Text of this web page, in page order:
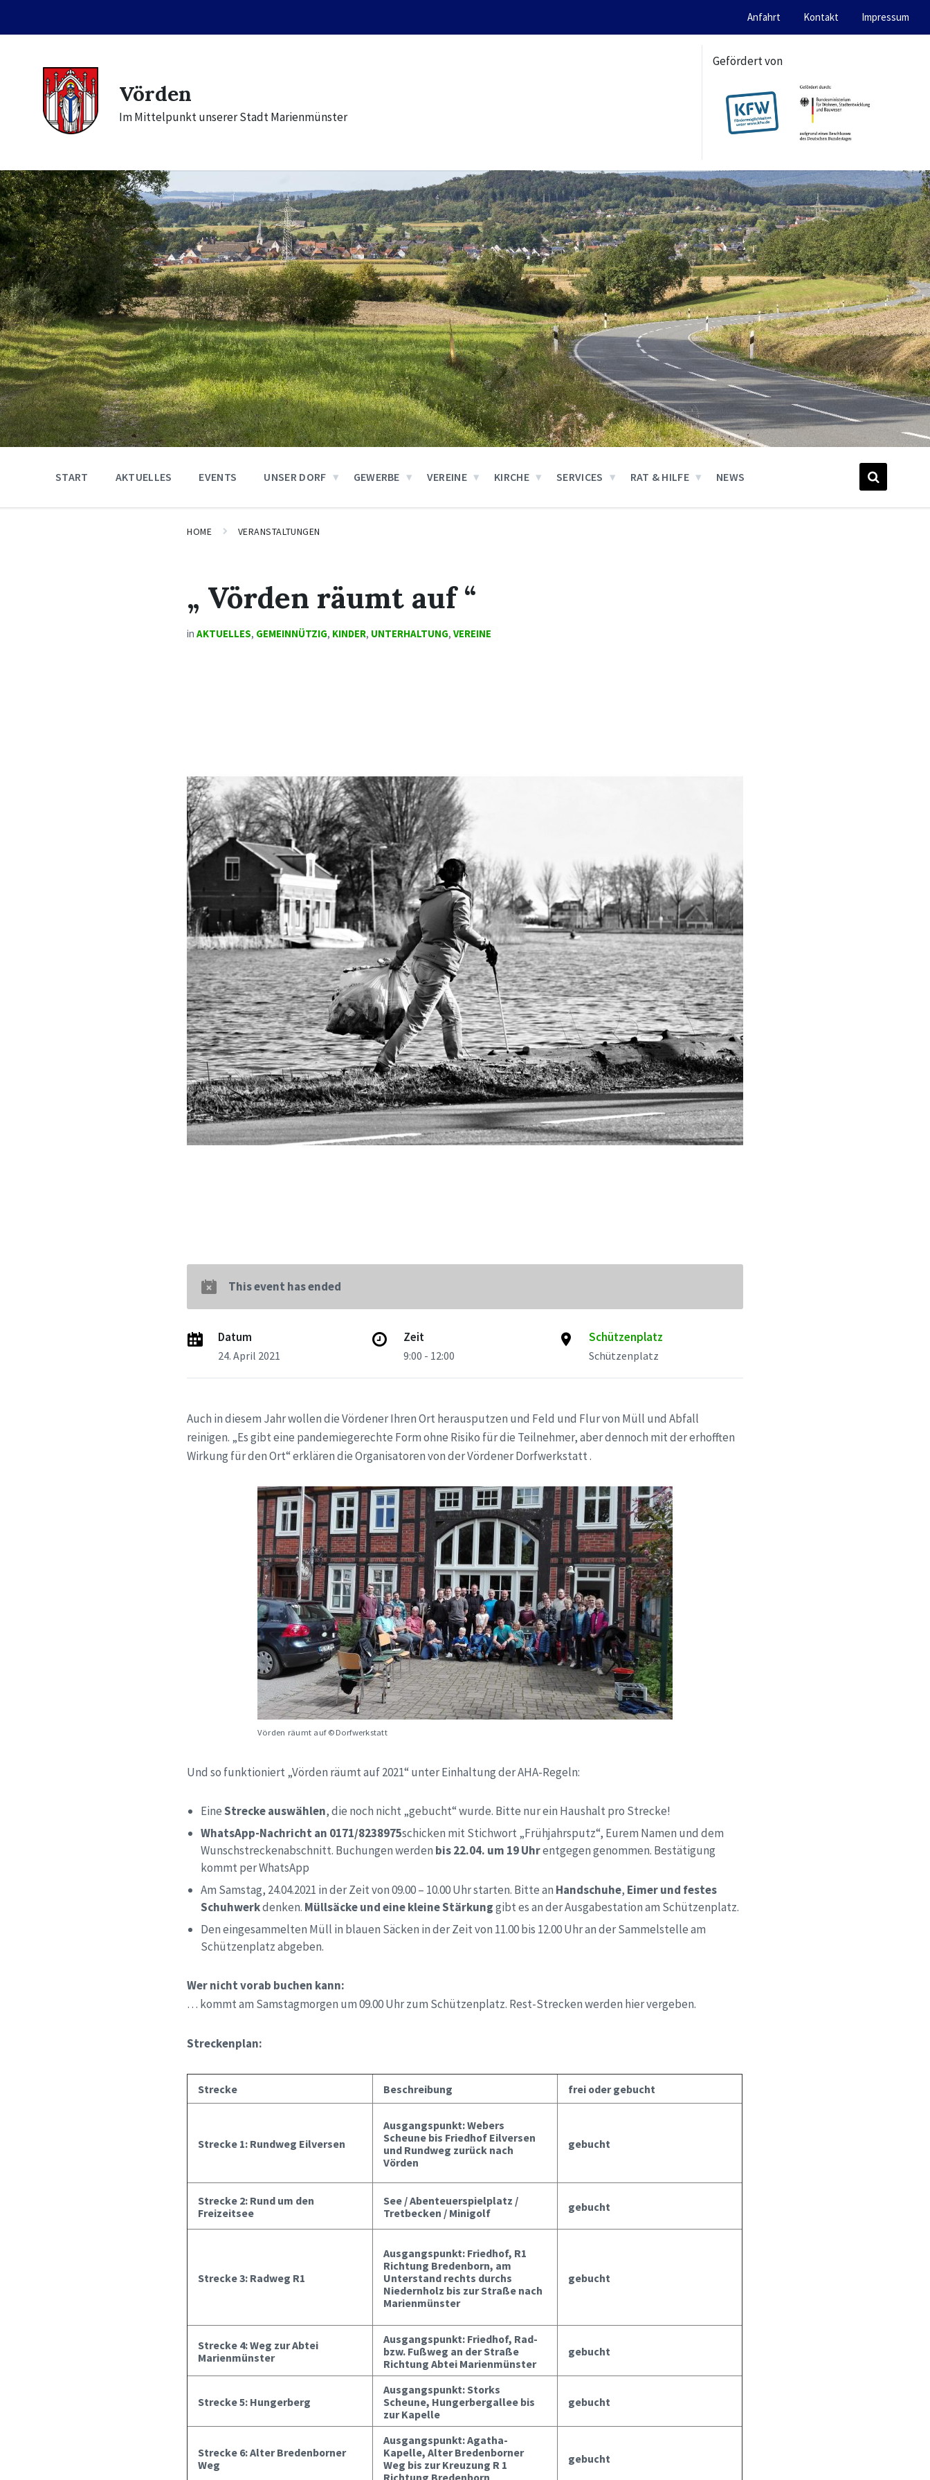
content
main
footer
Anfahrt Kontakt Impressum
Vörden
Im Mittelpunkt unserer Stadt Marienmünster
Gefördert von
START AKTUELLES EVENTS UNSER DORF GEWERBE VEREINE KIRCHE SERVICES RAT & HILFE NEWS
HOME VERANSTALTUNGEN
„ Vörden räumt auf “
inAKTUELLES, GEMEINNÜTZIG, KINDER, UNTERHALTUNG,VEREINE
This event has ended
Datum
24. April 2021
Zeit
9:00 - 12:00
Schützenplatz
Schützenplatz
Auch in diesem Jahr wollen die Vördener Ihren Ort herausputzen und Feld und Flur von Müll und Abfall
reinigen. „Es gibt eine pandemiegerechte Form ohne Risiko für die Teilnehmer, aber dennoch mit der erhofften
Wirkung für den Ort“ erklären die Organisatoren von der Vördener Dorfwerkstatt .
Vörden räumt auf ©Dorfwerkstatt
Und so funktioniert „Vörden räumt auf 2021“ unter Einhaltung der AHA-Regeln:
EineStrecke auswählen, die noch nicht „gebucht“ wurde. Bitte nur ein Haushalt pro Strecke!
WhatsApp-Nachricht an 0171/8238975schicken mit Stichwort „Frühjahrsputz“, Eurem Namen und dem
Wunschstreckenabschnitt. Buchungen werden bis 22.04. um 19 Uhrentgegen genommen. Bestätigung
kommt per WhatsApp
Am Samstag, 24.04.2021 in der Zeit von 09.00 – 10.00 Uhr starten. Bitte an Handschuhe, Eimer und festes
Schuhwerkdenken. Müllsäcke und eine kleine Stärkunggibt es an der Ausgabestation am Schützenplatz.
Den eingesammelten Müll in blauen Säcken in der Zeit von 11.00 bis 12.00 Uhr an der Sammelstelle am
Schützenplatz abgeben.
Wer nicht vorab buchen kann:
… kommt am Samstagmorgen um 09.00 Uhr zum Schützenplatz. Rest-Strecken werden hier vergeben.
Streckenplan:
Strecke Beschreibung frei oder gebucht
Strecke 1: Rundweg Eilversen
Ausgangspunkt: Webers
Scheune bis Friedhof Eilversen
und Rundweg zurück nach
Vörden
gebucht
Strecke 2: Rund um den
Freizeitsee
See / Abenteuerspielplatz /
Tretbecken / Minigolf
gebucht
Strecke 3: Radweg R1
Ausgangspunkt: Friedhof, R1
Richtung Bredenborn, am
Unterstand rechts durchs
Niedernholz bis zur Straße nach
Marienmünster
gebucht
Strecke 4: Weg zur Abtei
Marienmünster
Ausgangspunkt: Friedhof, Rad-
bzw. Fußweg an der Straße
Richtung Abtei Marienmünster
gebucht
Strecke 5: Hungerberg
Ausgangspunkt: Storks
Scheune, Hungerbergallee bis
zur Kapelle
gebucht
Strecke 6: Alter Bredenborner
Weg
Ausgangspunkt: Agatha-
Kapelle, Alter Bredenborner
Weg bis zur Kreuzung R 1
gebucht